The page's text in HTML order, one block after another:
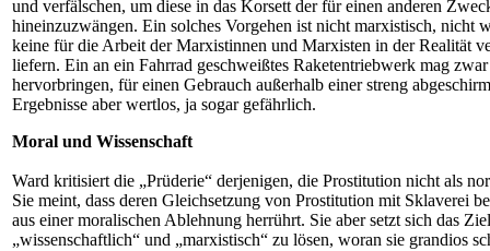
und verfälschen, um diese in das Korsett der für einen anderen
hineinzuzwängen. Ein solches Vorgehen ist nicht marxistisch, nicht
keine für die Arbeit der Marxistinnen und Marxisten in der Realität
liefern. Ein an ein Fahrrad geschweißtes Raketentriebwerk mag zwar
hervorbringen, für einen Gebrauch außerhalb einer streng
Ergebnisse aber wertlos, ja sogar gefährlich.
Moral und Wissenschaft
Ward kritisiert die „Prüderie“ derjenigen, die Prostitution nicht als
Sie meint, dass deren Gleichsetzung von Prostitution mit Sklaverei
aus einer moralischen Ablehnung herrührt. Sie aber setzt sich das
„wissenschaftlich“ und „marxistisch“ zu lösen, woran sie grandios